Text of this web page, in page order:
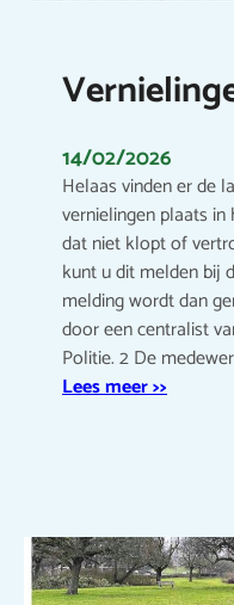
14/02/2026
Helaas vinden er de
vernielingen plaats
dat niet klopt of
kunt u dit melden bij
melding wordt dan
door een centralist
Politie. 2 De
Lees meer >>